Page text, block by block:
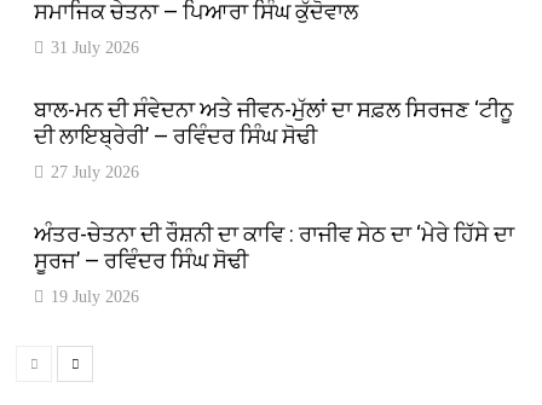
ਸਮਾਜਿਕ ਚੇਤਨਾ — ਪਿਆਰਾ ਸਿੰਘ ਕੁੱਦੋਵਾਲ
31 July 2026
ਬਾਲ-ਮਨ ਦੀ ਸੰਵੇਦਨਾ ਅਤੇ ਜੀਵਨ-ਮੁੱਲਾਂ ਦਾ ਸਫ਼ਲ ਸਿਰਜਣ ‘ਟੀਨੂ
ਦੀ ਲਾਇਬ੍ਰੇਰੀ’ — ਰਵਿੰਦਰ ਸਿੰਘ ਸੋਢੀ
27 July 2026
ਅੰਤਰ-ਚੇਤਨਾ ਦੀ ਰੌਸ਼ਨੀ ਦਾ ਕਾਵਿ : ਰਾਜੀਵ ਸੇਠ ਦਾ ‘ਮੇਰੇ ਹਿੱਸੇ ਦਾ
ਸੂਰਜ’ — ਰਵਿੰਦਰ ਸਿੰਘ ਸੋਢੀ
19 July 2026